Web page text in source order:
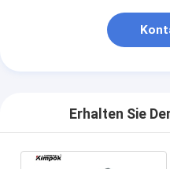
Erhalten Sie